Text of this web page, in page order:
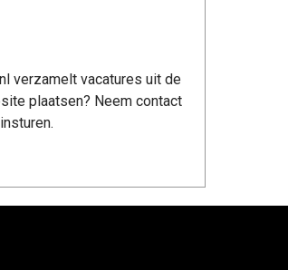
verzamelt vacatures uit de
plaatsen? Neem contact